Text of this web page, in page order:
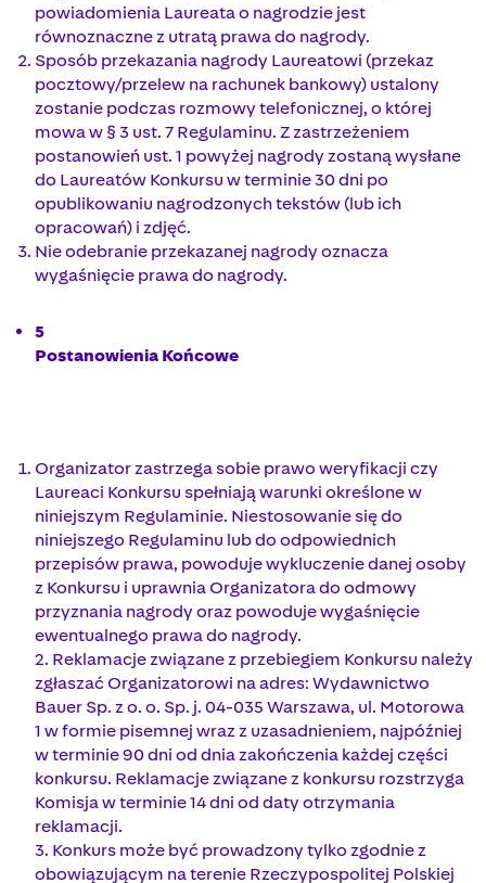
powiadomienia Laureata o nagrodzie jest
równoznaczne z utratą prawa do nagrody.
Sposób przekazania nagrody Laureatowi (przekaz
pocztowy/przelew na rachunek bankowy) ustalony
zostanie podczas rozmowy telefonicznej, o której
mowa w § 3 ust. 7 Regulaminu. Z zastrzeżeniem
postanowień ust. 1 powyżej nagrody zostaną wysłane
do Laureatów Konkursu w terminie 30 dni po
opublikowaniu nagrodzonych tekstów (lub ich
opracowań) i zdjęć.
Nie odebranie przekazanej nagrody oznacza
wygaśnięcie prawa do nagrody.
5
Postanowienia Końcowe
Organizator zastrzega sobie prawo weryfikacji czy
Laureaci Konkursu spełniają warunki określone w
niniejszym Regulaminie. Niestosowanie się do
niniejszego Regulaminu lub do odpowiednich
przepisów prawa, powoduje wykluczenie danej osoby
z Konkursu i uprawnia Organizatora do odmowy
przyznania nagrody oraz powoduje wygaśnięcie
ewentualnego prawa do nagrody.
2. Reklamacje związane z przebiegiem Konkursu należy
zgłaszać Organizatorowi na adres: Wydawnictwo
Bauer Sp. z o. o. Sp. j. 04-035 Warszawa, ul. Motorowa
1 w formie pisemnej wraz z uzasadnieniem, najpóźniej
w terminie 90 dni od dnia zakończenia każdej części
konkursu. Reklamacje związane z konkursu rozstrzyga
Komisja w terminie 14 dni od daty otrzymania
reklamacji.
3. Konkurs może być prowadzony tylko zgodnie z
obowiązującym na terenie Rzeczypospolitej Polskiej